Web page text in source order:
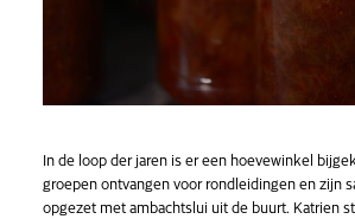
In de loop der jaren is er een hoevewinkel
groepen ontvangen voor rondleidingen en zijn
opgezet met ambachtslui uit de buurt. Katrien